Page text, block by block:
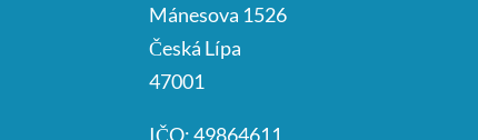
Mánesova 1526
Česká Lípa
47001
IČO: 49864611